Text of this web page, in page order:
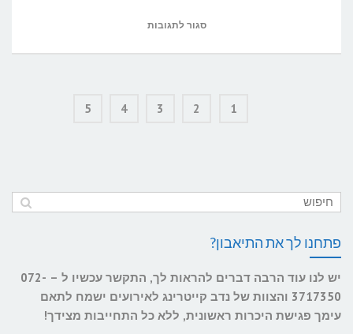
סגור לתגובות
סיפורים
ואנשים
1
2
3
4
5
פתחנו לך את התיאבון?
יש לנו עוד הרבה דברים להראות לך, התקשר עכשיו ל – 072-
3717350 והצוות של נדב קייטרינג לאירועים ישמח לתאם
עימך פגישת היכרות ראשונית, ללא כל התחייבות מצידך!